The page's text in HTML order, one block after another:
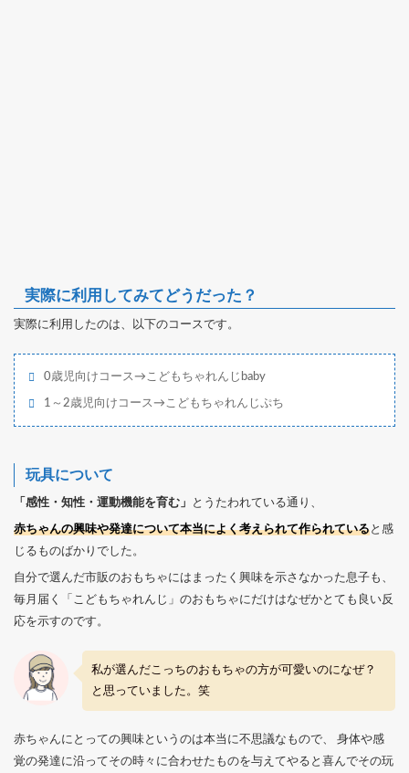
実際に利用してみてどうだった？
実際に利用したのは、以下のコースです。
0歳児向けコース→こどもちゃれんじbaby
1～2歳児向けコース→こどもちゃれんじぷち
玩具について
「感性・知性・運動機能を育む」 とうたわれている通り、
赤ちゃんの興味や発達について本当によく考えられて作られていると感
じるものばかりでした。
自分で選んだ市販のおもちゃにはまったく興味を示さなかった息子も、
毎月届く「こどもちゃれんじ」のおもちゃにだけはなぜかとても良い反
応を示すのです。
私が選んだこっちのおもちゃの方が可愛いのになぜ？
と思っていました。笑
赤ちゃんにとっての興味というのは本当に不思議なもので、 身体や感
覚の発達に沿ってその時々に合わせたものを与えてやると喜んでその玩